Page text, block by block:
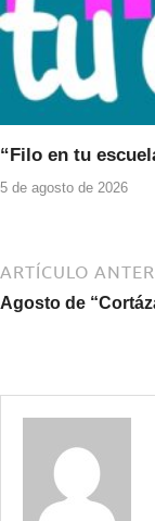
“Filo en tu
5 de agosto de 2026
ARTÍCULO
Agosto de